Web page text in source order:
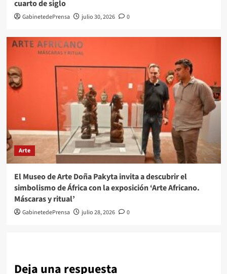
cuarto de siglo
GabinetedePrensa julio 30, 2026 0
Arte
El Museo de Arte Doña Pakyta invita a descubrir el
simbolismo de África con la exposición ‘Arte Africano.
Máscaras y ritual’
GabinetedePrensa julio 28, 2026 0
Deja una respuesta